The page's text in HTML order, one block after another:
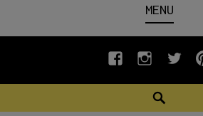
MENU
fb INSTAGRAM